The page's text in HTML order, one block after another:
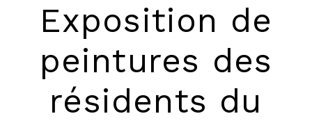
Exposition de
peintures des
résidents du